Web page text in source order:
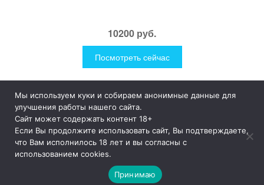
10200 руб.
Посмотреть сейчас
1Like
© 20191Like– это необычные и прикольные подарки для
дома и улицы, интересная посуда, уникальные и необычные
гаджеты, причудливые дизайнерские разработки, а так же
просто оригинальные безделушки.
Мы используем куки и собираем анонимные данные для
улучшения работы нашего сайта.
Сайт может содержать контент 18+
Если Вы продолжите использовать сайт, Вы подтверждаете,
что Вам исполнилось 18 лет и вы согласны с
использованием cookies.
Принимаю